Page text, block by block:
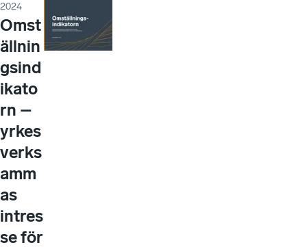
2024
Omst
ällnin
gsind
ikato
rn –
yrkes
verks
amm
as
intres
se för